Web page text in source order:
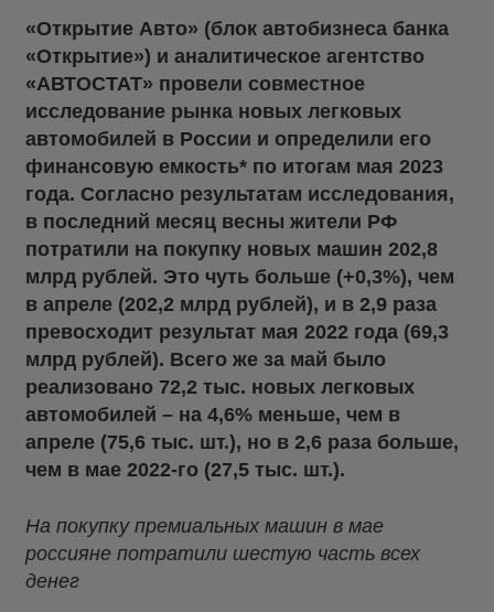
«Открытие Авто» (блок автобизнеса банка
«Открытие») и аналитическое агентство
«АВТОСТАТ» провели совместное
исследование рынка новых легковых
автомобилей в России и определили его
финансовую емкость* по итогам мая 2023
года. Согласно результатам исследования,
в последний месяц весны жители РФ
потратили на покупку новых машин 202,8
млрд рублей. Это чуть больше (+0,3%), чем
в апреле (202,2 млрд рублей), и в 2,9 раза
превосходит результат мая 2022 года (69,3
млрд рублей). Всего же за май было
реализовано 72,2 тыс. новых легковых
автомобилей – на 4,6% меньше, чем в
апреле (75,6 тыс. шт.), но в 2,6 раза больше,
чем в мае 2022-го (27,5 тыс. шт.).
На покупку премиальных машин в мае
россияне потратили шестую часть всех
денег